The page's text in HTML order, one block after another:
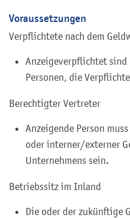
Voraussetzungen
Verpflichtete nach dem
Anzeigeverpflichtet
Personen, die
Berechtigter Vertreter
Anzeigende Person
oder interner/externer
Unternehmens sein.
Betriebssitz im Inland
Die oder der zukünftige